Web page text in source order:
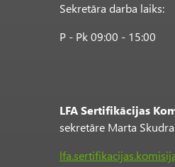
Sekretāra darba laiks:
P - Pk 09:00 - 15:00
LFA Sertifikācijas
sekretāre Marta Skudra